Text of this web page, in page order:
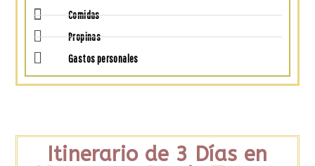
Comidas
Propinas
Gastos personales
Itinerario de 3 Días en